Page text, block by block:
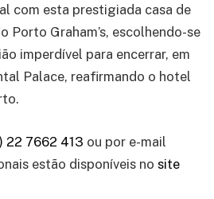
com esta prestigiada casa de
Porto Graham’s, escolhendo-se
imperdível para encerrar, em
Palace, reafirmando o hotel
22 7662 413 ou por e-mail
estão disponíveis no site